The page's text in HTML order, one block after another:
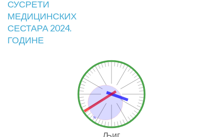
СУСРЕТИ
МЕДИЦИНСКИХ
СЕСТАРА 2024.
ГОДИНЕ